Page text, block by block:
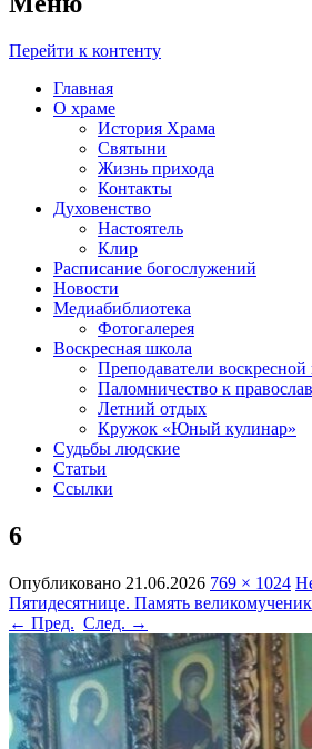
Перейти к контенту
Главная
О храме
История Храма
Святыни
Жизнь прихода
Контакты
Духовенство
Настоятель
Клир
Расписание богослужений
Новости
Медиабиблиотека
Фотогалерея
Воскресная школа
Преподаватели
Паломничество к
Летний отдых
Кружок «Юный кулинар»
Судьбы людские
Статьи
Ссылки
6
Опубликовано 21.06.2026 769 × 1024
Пятидесятнице. Память
← Пред. След. →